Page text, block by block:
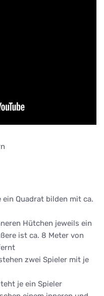
Quadrat bilden mit ca.
Hütchen jeweils ein
ist ca. 8 Meter von
zwei Spieler mit je
je ein Spieler